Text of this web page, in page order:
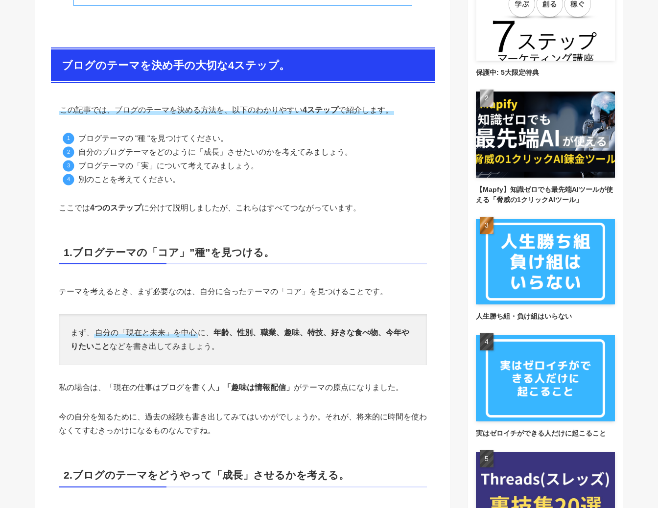
ブログのテーマを決め手の大切な4ステップ。
この記事では、ブログのテーマを決める方法を、以下のわかりやすい4ステップで紹介します。
ブログテーマの “種 “を見つけてください。
自分のブログテーマをどのように「成長」させたいのかを考えてみましょう。
ブログテーマの「実」について考えてみましょう。
別のことを考えてください。
ここでは4つのステップに分けて説明しましたが、これらはすべてつながっています。
1.ブログテーマの「コア」”種”を見つける。
テーマを考えるとき、まず必要なのは、自分に合ったテーマの「コア」を見つけることです。
まず、 自分の「現在と未来」を中心に、 年齢、性別、職業、趣味、特技、好きな食べ物、今年や
りたいことなどを書き出してみましょう。
私の場合は、「現在の仕事はブログを書く人 」「趣味は情報配信」 がテーマの原点になりました。
今の自分を知るために、過去の経験も書き出してみてはいかがでしょうか。それが、将来的に時間を使わ
なくてすむきっかけになるものなんですね。
2.ブログのテーマをどうやって「成長」させるかを考える。
保護中: 5大限定特典
【Mapfy】知識ゼロでも最先端AIツールが使
える「脅威の1クリックAIツール」
人生勝ち組・負け組はいらない
実はゼロイチができる人だけに起こること